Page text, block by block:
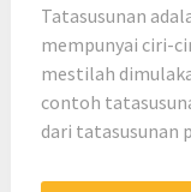
Tatasusunan
mempunyai ciri-
mestilah
contoh
dari tatasusunan